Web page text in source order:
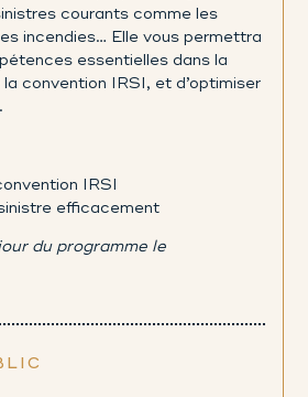
courants comme les
incendies… Elle vous permettra
essentielles dans la
convention IRSI, et d’optimiser
IRSI
efficacement
du programme le